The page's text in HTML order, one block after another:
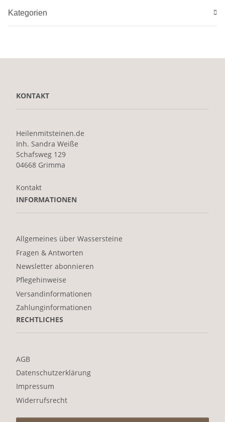
Kategorien
KONTAKT
Heilenmitsteinen.de
Inh. Sandra Weiße
Schafsweg 129
04668 Grimma
Kontakt
INFORMATIONEN
Allgemeines über Wassersteine
Fragen & Antworten
Newsletter abonnieren
Pflegehinweise
Versandinformationen
Zahlunginformationen
RECHTLICHES
AGB
Datenschutzerklärung
Impressum
Widerrufsrecht